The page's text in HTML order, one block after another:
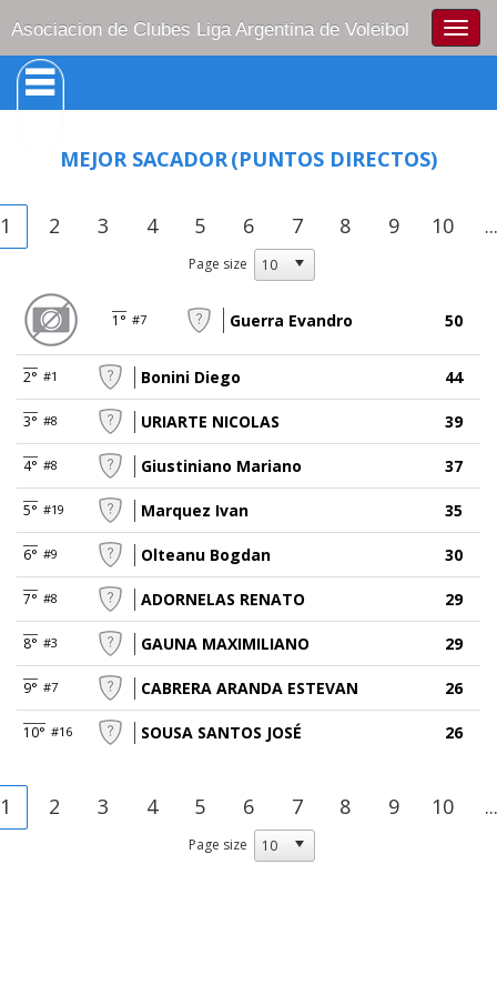
Asociacion de Clubes Liga Argentina de Voleibol
MEJOR SACADOR(PUNTOS DIRECTOS)
1 2 3 4 5 6 7 8 9 10 ...
Page size
1° #7 Guerra Evandro 50
2° #1 Bonini Diego 44
3° #8 URIARTE NICOLAS 39
4° #8 Giustiniano Mariano 37
5° #19 Marquez Ivan 35
6° #9 Olteanu Bogdan 30
7° #8 ADORNELAS RENATO 29
8° #3 GAUNA MAXIMILIANO 29
9° #7 CABRERA ARANDA ESTEVAN 26
10° #16 SOUSA SANTOS JOSÉ 26
1 2 3 4 5 6 7 8 9 10 ...
Page size